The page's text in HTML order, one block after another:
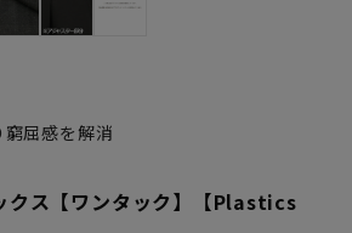
屈感を解消
クス【ワンタック】【Plastics